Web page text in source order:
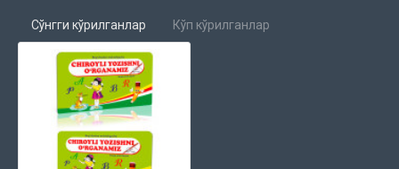
Сўнгги кўрилганлар Кўп кўрилганлар